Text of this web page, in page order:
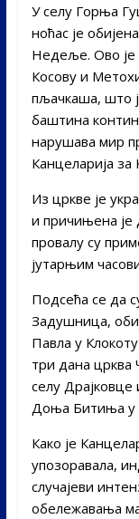
У селу Горња
ноћас је
Недеље. Ово је
Косову и
пљачкаша, што
баштина
нарушава мир
Канцеларија за
Из цркве је
и причињена је
провалу су
јутарњим
Подсећа се да
Задушница,
Павла у
три дана црква
селу Драјковце
Доња Битиња
Како је
упозоравала,
случајеви
обележавања